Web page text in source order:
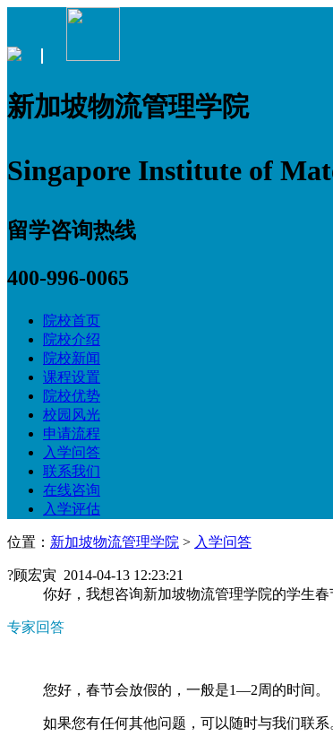
新加坡物流管理学院
Singapore Institute of
留学咨询热线
400-996-0065
院校首页
院校介绍
院校新闻
课程设置
院校优势
校园风光
申请流程
入学问答
联系我们
在线咨询
入学评估
位置： 新加坡物流管理学院 > 入学问答
?顾宏寅 2014-04-13 12:23:21
你好，我想咨询新加坡物流管理学院的学生春
专家回答
您好，春节会放假的，一般是1—2周的时间。
如果您有任何其他问题，可以随时与我们联系